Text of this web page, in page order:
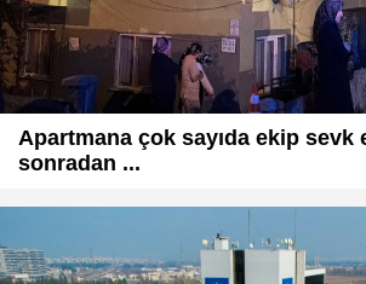
Apartmana çok sayıda ekip sevk
sonradan ...